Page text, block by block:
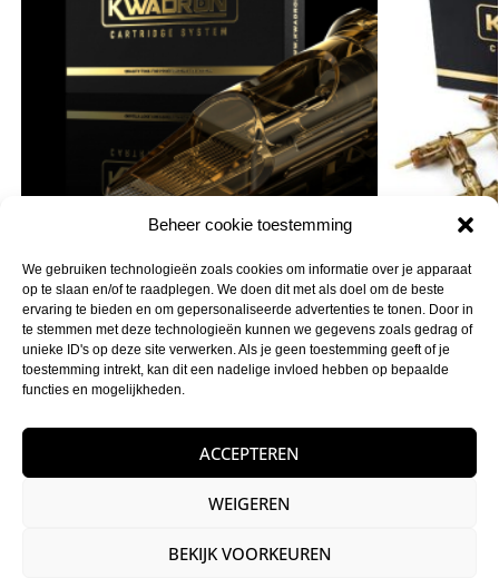
Beheer cookie toestemming
We gebruiken technologieën zoals cookies om informatie over je apparaat
op te slaan en/of te raadplegen. We doen dit met als doel om de beste
ervaring te bieden en om gepersonaliseerde advertenties te tonen. Door in
te stemmen met deze technologieën kunnen we gegevens zoals gedrag of
unieke ID's op deze site verwerken. Als je geen toestemming geeft of je
toestemming intrekt, kan dit een nadelige invloed hebben op bepaalde
functies en mogelijkheden.
ACCEPTEREN
WEIGEREN
BEKIJK VOORKEUREN
Kwadron Cartridges 0.35 Soft Edge Magnum
Medium Taper
€22,26 - €33,88
Opties selecteren
Kwadron
€20,04 - €23,52
Gratis verzending